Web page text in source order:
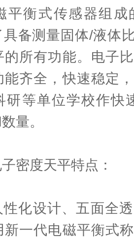
平衡式传感器组成
备测量固体/液体
的所有功能。电子
能齐全，快速稳定
研等单位学校作快
量。
度天平特点：
设计、五面全透
新一代电磁平衡式